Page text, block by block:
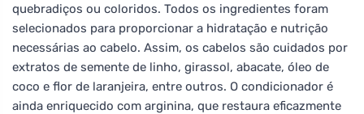
quebradiços ou coloridos. Todos os ingredientes foram
selecionados para proporcionar a hidratação e nutrição
necessárias ao cabelo. Assim, os cabelos são cuidados por
extratos de semente de linho, girassol, abacate, óleo de
coco e flor de laranjeira, entre outros. O condicionador é
ainda enriquecido com arginina, que restaura eficazmente